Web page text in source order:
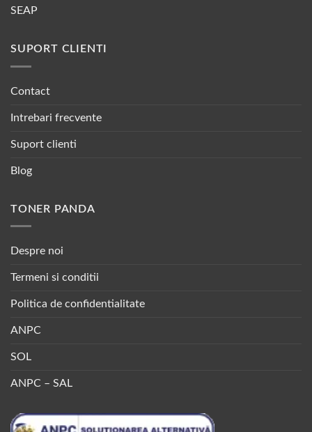
SEAP
SUPORT CLIENTI
Contact
Intrebari frecvente
Suport clienti
Blog
TONER PANDA
Despre noi
Termeni si conditii
Politica de confidentialitate
ANPC
SOL
ANPC – SAL